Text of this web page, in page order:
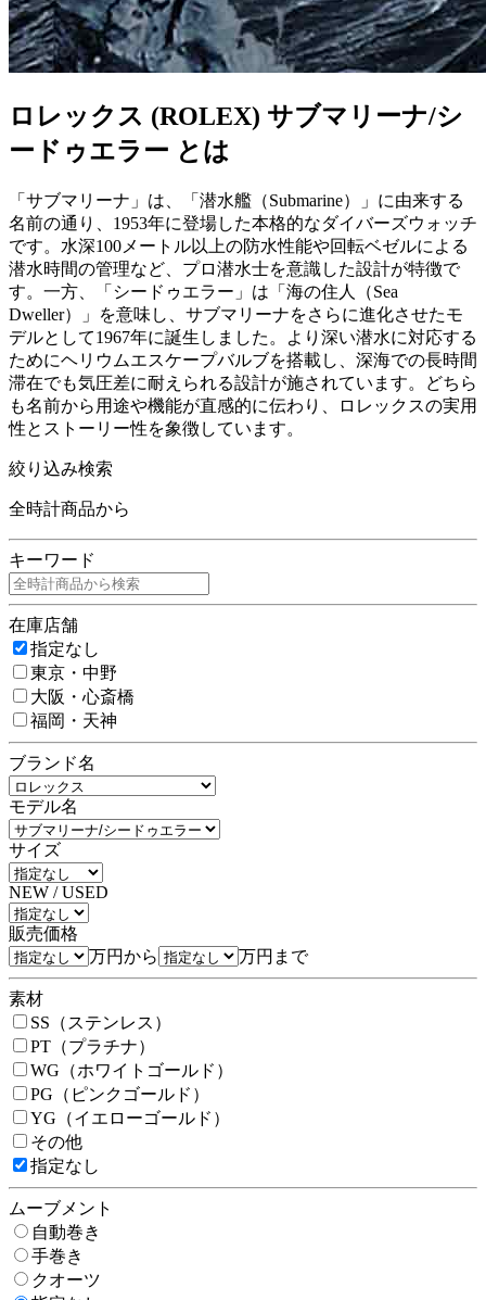
ロレックス (ROLEX) サブマリーナ/シ
ードゥエラー とは
「サブマリーナ」は、「潜水艦（Submarine）」に由来する
名前の通り、1953年に登場した本格的なダイバーズウォッチ
です。水深100メートル以上の防水性能や回転ベゼルによる
潜水時間の管理など、プロ潜水士を意識した設計が特徴で
す。一方、「シードゥエラー」は「海の住人（Sea
Dweller）」を意味し、サブマリーナをさらに進化させたモ
デルとして1967年に誕生しました。より深い潜水に対応する
ためにヘリウムエスケープバルブを搭載し、深海での長時間
滞在でも気圧差に耐えられる設計が施されています。どちら
も名前から用途や機能が直感的に伝わり、ロレックスの実用
性とストーリー性を象徴しています。
絞り込み検索
全時計商品から
キーワード
在庫店舗
指定なし
東京・中野
大阪・心斎橋
福岡・天神
ブランド名
モデル名
サイズ
NEW / USED
販売価格
万円から
万円まで
素材
SS（ステンレス）
PT（プラチナ）
WG（ホワイトゴールド）
PG（ピンクゴールド）
YG（イエローゴールド）
その他
指定なし
ムーブメント
自動巻き
手巻き
クオーツ